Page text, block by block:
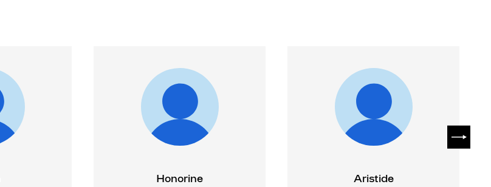
Honorine
Aristide